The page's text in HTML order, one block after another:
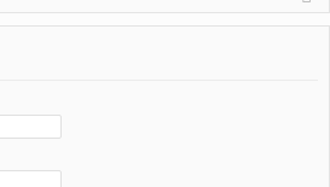
el
rie